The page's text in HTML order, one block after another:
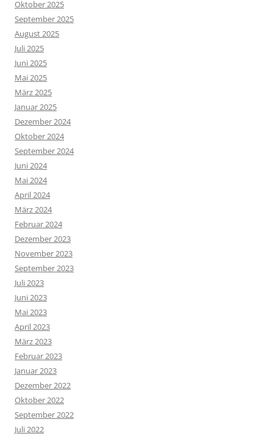
Oktober 2025
September 2025
August 2025
Juli 2025
Juni 2025
Mai 2025
März 2025
Januar 2025
Dezember 2024
Oktober 2024
September 2024
Juni 2024
Mai 2024
April 2024
März 2024
Februar 2024
Dezember 2023
November 2023
September 2023
Juli 2023
Juni 2023
Mai 2023
April 2023
März 2023
Februar 2023
Januar 2023
Dezember 2022
Oktober 2022
September 2022
Juli 2022